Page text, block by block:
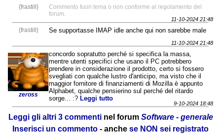
{frastill}
Commento fuori tema o non conforme al regolamento del
forum.
11-10-2024 21:48
{frastill} Se supportasse IMAP idle anche qui non sarebbe male
11-10-2024 21:48
zeross
concordo sopratutto perché si specifica la massa,
mentre utenti specifici che usano il PC potrebbero
prendere in considerazione il prodotto, certo si fossero
svegliati con qualche lustro d'anticipo, ma visto che il
maggior fornitore di finanziamenti di Mozilla è appunto
Alphabet, qualche pensierino sul perché del ritardo
sorge... :? Leggi tutto
9-10-2024 18:48
Leggi gli altri 3 commentinel forum Software - generale
Inserisci un commento - anche se NON sei registrato